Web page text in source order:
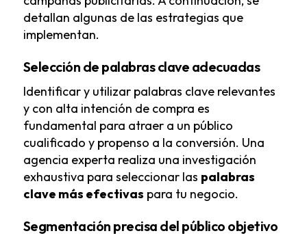
detallan algunas de las estrategias que
implementan.
Selección de palabras clave adecuadas
Identificar y utilizar palabras clave relevantes
y con alta intención de compra es
fundamental para atraer a un público
cualificado y propenso a la conversión. Una
agencia experta realiza una investigación
exhaustiva para seleccionar las palabras
clave más efectivas para tu negocio.
Segmentación precisa del público objetivo